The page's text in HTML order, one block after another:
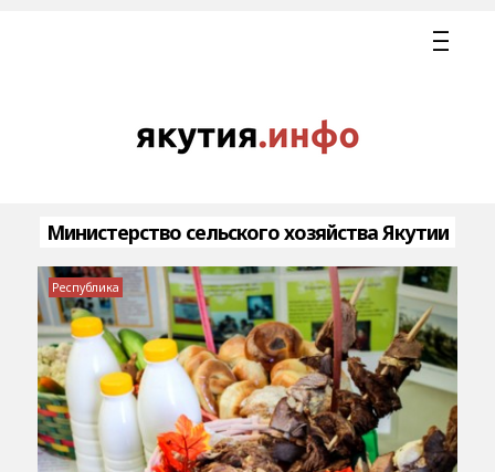
Министерство сельского хозяйства Якутии
Республика